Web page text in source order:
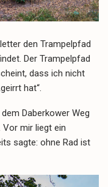
den Trampelpfad
Der Trampelpfad
dass ich nicht
hat“.
Daberkower Weg
Vor mir liegt ein
sagte: ohne Rad ist